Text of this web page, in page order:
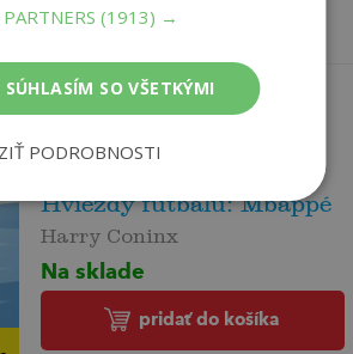
Hviezdy futbalu: Mbappé
Harry Coninx
Na sklade
pridať do košíka
(1913) →
SÚHLASÍM SO VŠETKÝMI
PODROBNOSTI